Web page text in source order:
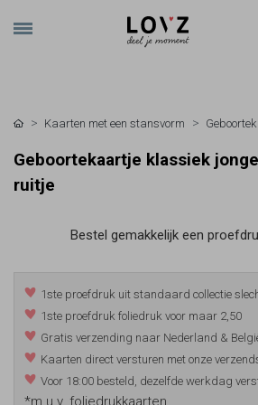
Kaarten met een stansvorm
Geboortekaartje klassiek
ruitje
Bestel gemakkelijk een
1ste proefdruk uit standaard collectie
1ste proefdruk foliedruk voor maar 2,50
Gratis verzending naar Nederland &
Kaarten direct versturen met onze
Voor 18:00 besteld, dezelfde werkdag
*m.u.v. foliedrukkaarten